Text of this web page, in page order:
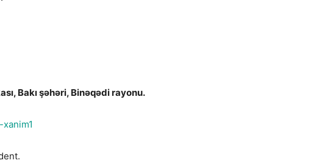
Bakı şəhəri, Binəqədi rayonu.